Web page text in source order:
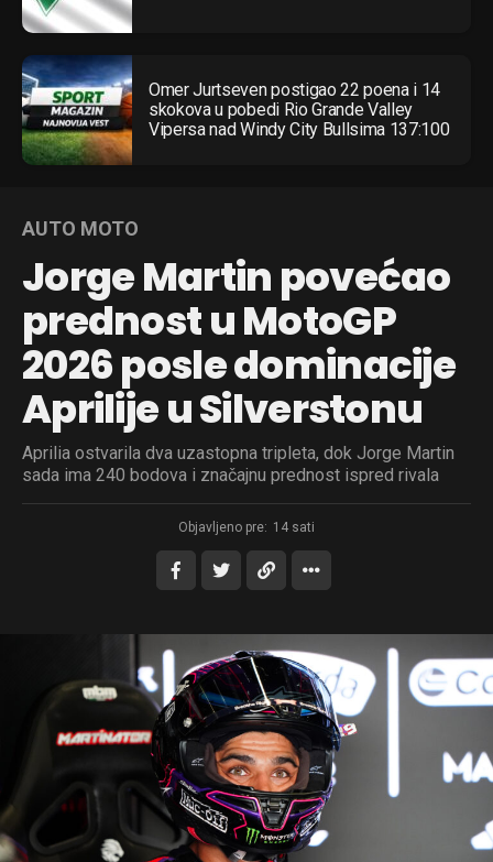
Omer Jurtseven postigao 22 poena i 14
skokova u pobedi Rio Grande Valley
Vipersa nad Windy City Bullsima 137:100
AUTO MOTO
Jorge Martin povećao
prednost u MotoGP
2026 posle dominacije
Aprilije u Silverstonu
Aprilia ostvarila dva uzastopna tripleta, dok Jorge Martin
sada ima 240 bodova i značajnu prednost ispred rivala
Objavljeno pre: 14 sati